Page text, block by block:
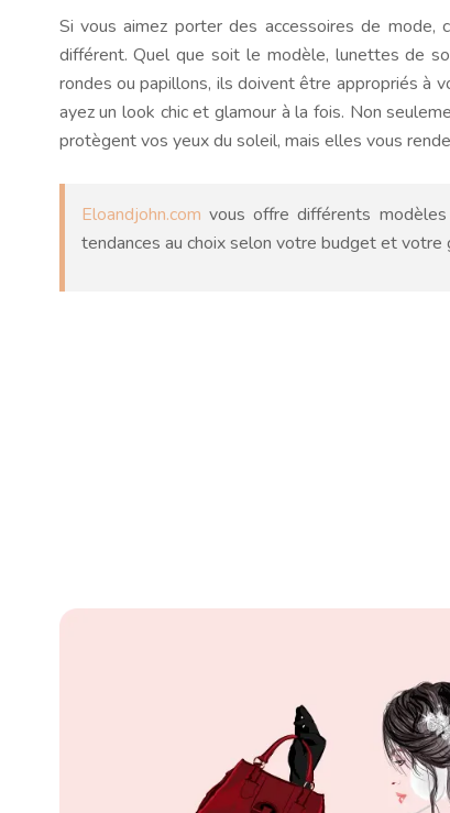
Si vous aimez porter des accessoires de mode,
différent. Quel que soit le modèle, lunettes de
rondes ou papillons, ils doivent être appropriés à
ayez un look chic et glamour à la fois. Non
protègent vos yeux du soleil, mais elles vous
Eloandjohn.com vous offre différents
tendances au choix selon votre budget et votre